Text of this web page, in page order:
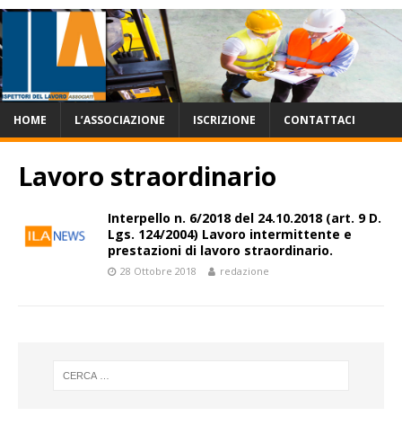
HOME L’ASSOCIAZIONE ISCRIZIONE CONTATTACI
Lavoro straordinario
Interpello n. 6/2018 del 24.10.2018 (art. 9 D.
Lgs. 124/2004) Lavoro intermittente e
prestazioni di lavoro straordinario.
28 Ottobre 2018 redazione